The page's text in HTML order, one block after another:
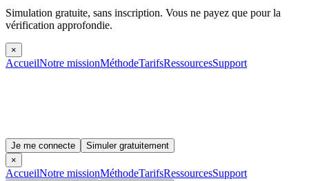
Simulation gratuite, sans inscription. Vous ne payez que pour la
vérification approfondie.
×
AccueilNotre missionMéthodeTarifsRessourcesSupport
Je me connecte
Simuler gratuitement
×
AccueilNotre missionMéthodeTarifsRessourcesSupport